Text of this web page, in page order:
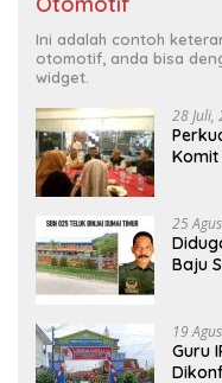
Ini adalah contoh
otomotif, anda bisa
widget.
28 Juli,
Komit
25
Baju
19
Guru